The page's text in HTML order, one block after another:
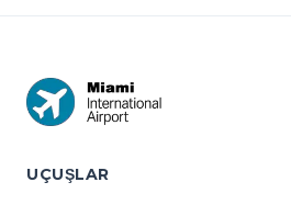
UÇUŞLAR